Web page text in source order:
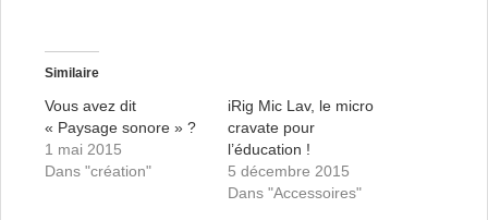
Similaire
Vous avez dit
« Paysage sonore » ?
1 mai 2015
Dans "création"
iRig Mic Lav, le micro
cravate pour
l’éducation !
5 décembre 2015
Dans "Accessoires"